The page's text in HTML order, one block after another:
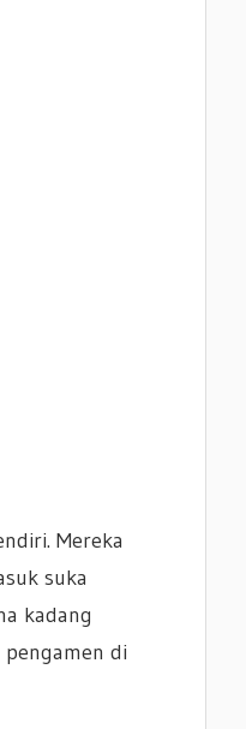
Mereka
suka
kadang
di